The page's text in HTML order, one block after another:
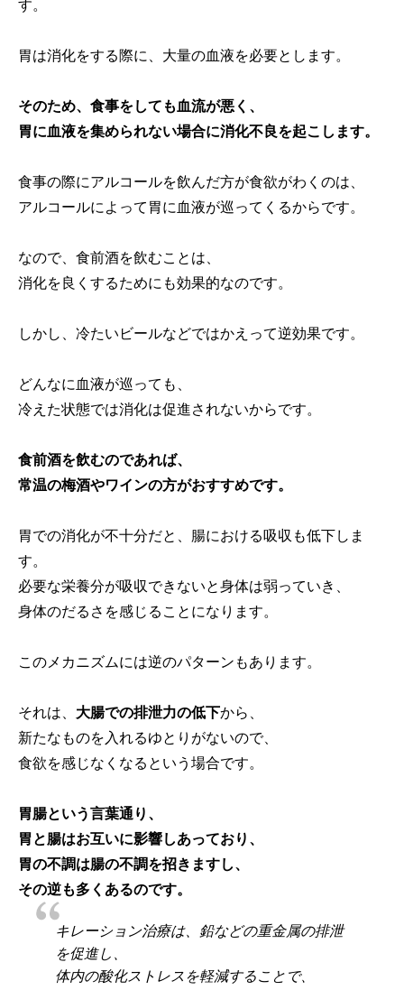
す。
胃は消化をする際に、大量の血液を必要とします。
そのため、食事をしても血流が悪く、
胃に血液を集められない場合に消化不良を起こします。
食事の際にアルコールを飲んだ方が食欲がわくのは、
アルコールによって胃に血液が巡ってくるからです。
なので、食前酒を飲むことは、
消化を良くするためにも効果的なのです。
しかし、冷たいビールなどではかえって逆効果です。
どんなに血液が巡っても、
冷えた状態では消化は促進されないからです。
食前酒を飲むのであれば、
常温の梅酒やワインの方がおすすめです。
胃での消化が不十分だと、腸における吸収も低下しま
す。
必要な栄養分が吸収できないと身体は弱っていき、
身体のだるさを感じることになります。
このメカニズムには逆のパターンもあります。
それは、 大腸での排泄力の低下から、
新たなものを入れるゆとりがないので、
食欲を感じなくなるという場合です。
胃腸という言葉通り、
胃と腸はお互いに影響しあっており、
胃の不調は腸の不調を招きますし、
その逆も多くあるのです。
キレーション治療は、鉛などの重金属の排泄
を促進し、
体内の酸化ストレスを軽減することで、